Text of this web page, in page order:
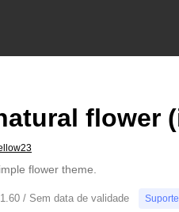
flower
flower theme.
/ Sem data de validade